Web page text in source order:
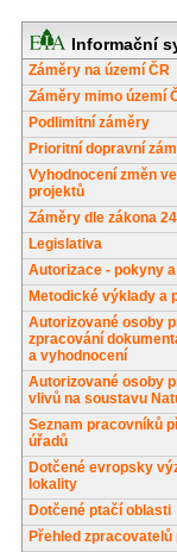
Informační
Záměry na území ČR
Záměry mimo území
Podlimitní záměry
Prioritní dopravní
Vyhodnocení změn
projektů
Záměry dle zákona
Legislativa
Autorizace - pokyny
Metodické výklady a
Autorizované osoby
zpracování
a vyhodnocení
Autorizované osoby
vlivů na soustavu
Seznam pracovníků
úřadů
Dotčené evropsky
lokality
Dotčené ptačí oblasti
Přehled zpracovatelů